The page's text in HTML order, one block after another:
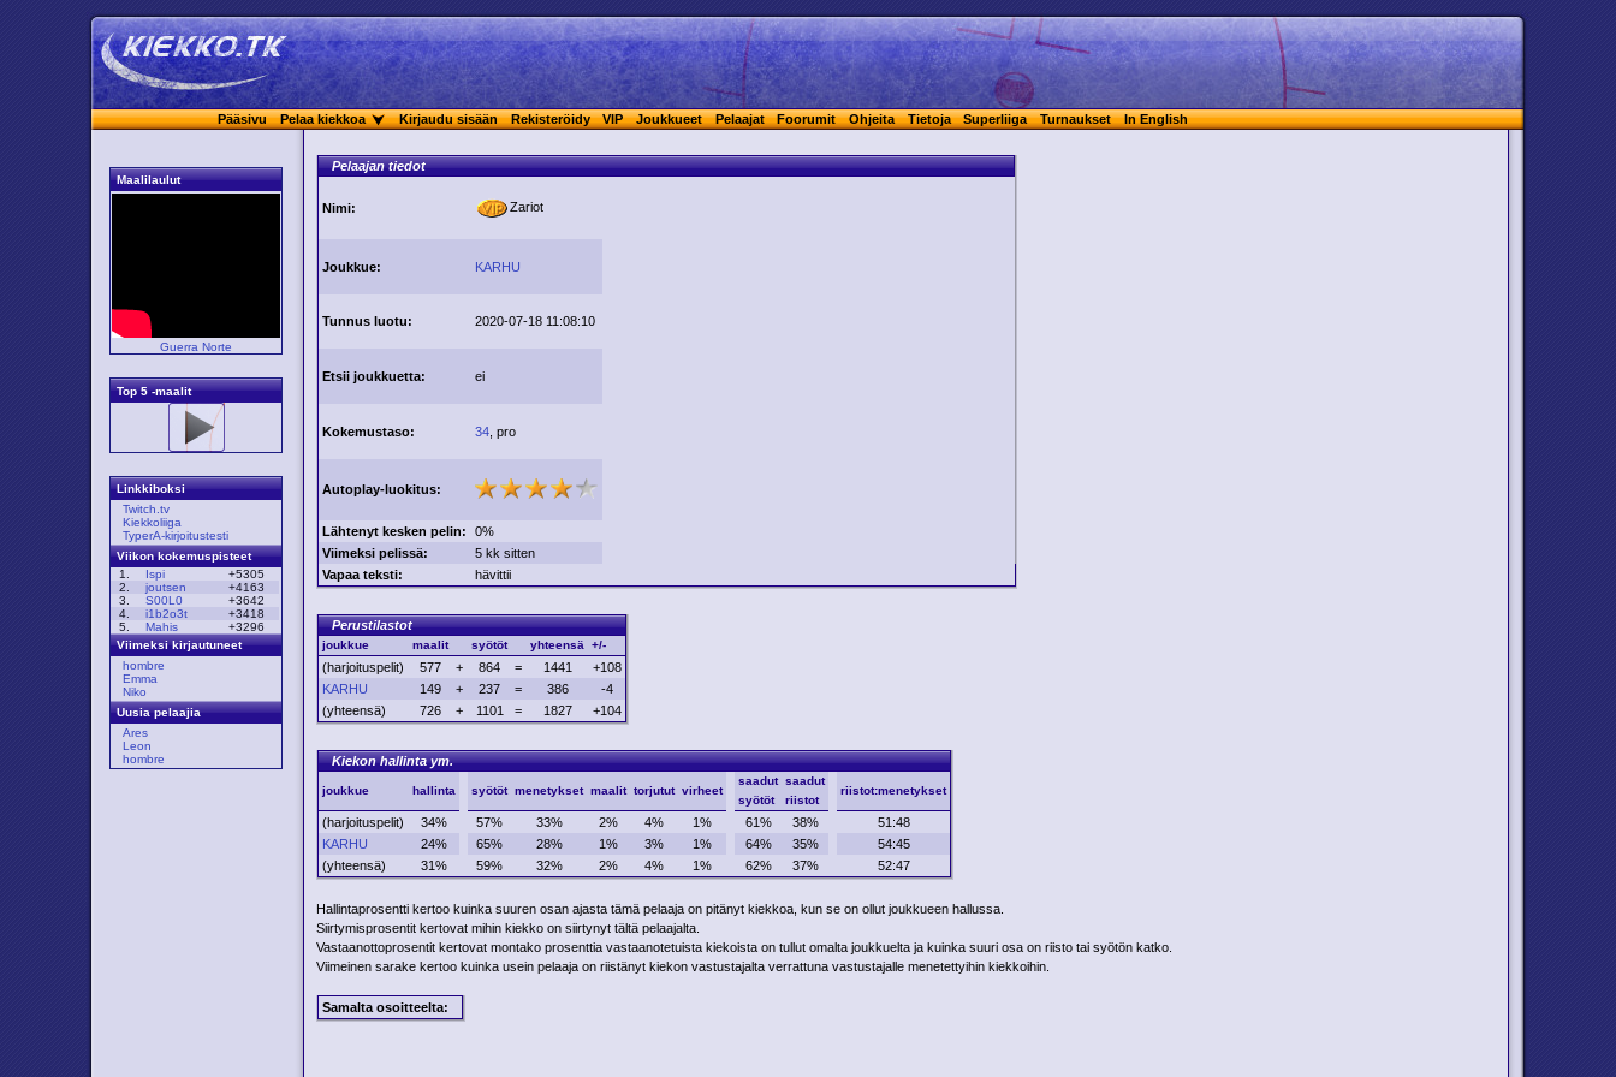
Pääsivu Pelaa kiekkoa Kirjaudu sisään Rekisteröidy VIP Joukkueet Pelaajat Foorumit Ohjeita Tietoja Superliiga Turnaukset In English
Maalilaulut
Guerra Norte
Top 5 -maalit
Linkkiboksi
Twitch.tv
Kiekkoliiga
TyperA-kirjoitustesti
Viikon kokemuspisteet
1.
Ispi
+5305
2.
joutsen
+4163
3.
S00L0
+3642
4.
i1b2o3t
+3418
5.
Mahis
+3296
Viimeksi kirjautuneet
hombre
Emma
Niko
Uusia pelaajia
Ares
Leon
hombre
Pelaajan tiedot
Nimi: Zariot
Joukkue: KARHU
Tunnus luotu: 2020-07-18 11:08:10
Etsii joukkuetta: ei
Kokemustaso: 34 , pro
Autoplay-luokitus:
Lähtenyt kesken pelin:
0%
Viimeksi pelissä:
5 kk sitten
Vapaa teksti:
hävittii
Perustilastot
joukkue maalit syötöt yhteensä +/-
(harjoituspelit) 577 + 864 = 1441
+108
KARHU
149 + 237 = 386
-4
(yhteensä)
726 + 1101 = 1827 +104
Kiekon hallinta ym.
joukkue hallinta syötöt menetykset maalit torjutut virheet
saadut
syötöt
saadut
riistot
riistot:menetykset
(harjoituspelit) 34% 57% 33% 2% 4% 1% 61% 38%
51:48
KARHU
24% 65% 28% 1% 3% 1% 64% 35%
54:45
(yhteensä)
31% 59% 32% 2% 4% 1% 62% 37% 52:47
Hallintaprosentti kertoo kuinka suuren osan ajasta tämä pelaaja on pitänyt kiekkoa, kun se on ollut joukkueen hallussa.
Siirtymisprosentit kertovat mihin kiekko on siirtynyt tältä pelaajalta.
Vastaanottoprosentit kertovat montako prosenttia vastaanotetuista kiekoista on tullut omalta joukkuelta ja kuinka suuri osa on riisto tai syötön katko.
Viimeinen sarake kertoo kuinka usein pelaaja on riistänyt kiekon vastustajalta verrattuna vastustajalle menetettyihin kiekkoihin.
Samalta osoitteelta: